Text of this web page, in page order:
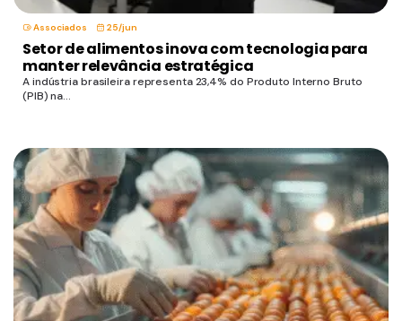
Associados 25/jun
Setor de alimentos inova com tecnologia para
manter relevância estratégica
A indústria brasileira representa 23,4% do Produto Interno Bruto
(PIB) na...